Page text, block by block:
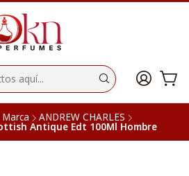
Marca ANDREW CHARLES
Antique Edt 100Ml Hombre